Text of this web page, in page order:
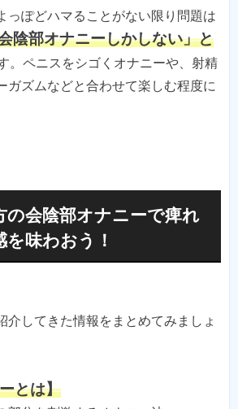
っぽどハマることがない限り問題は
陰部オナニーしかしない」と
。ペニスをシゴくオナニーや、射精
ガズムなどと合わせて楽しむ程度に
の会陰部オナニーで痺れ
味わおう！
介してきた情報をまとめてみましょ
とは】